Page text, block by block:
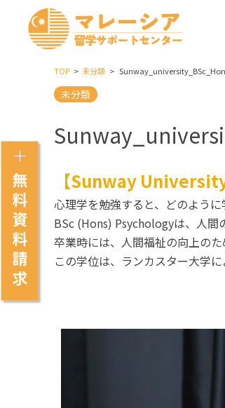
TOP 未分類
未分類
【Sunway
心理学を勉強すると、どのよう
BSc (Hons) Psychologyは、人間
卒業時には、人間福祉の向上の
この学位は、ランカスター大学